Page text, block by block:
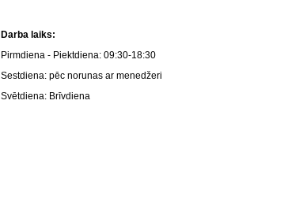
Darba laiks:
Pirmdiena - Piektdiena: 09:30-18:30
Sestdiena: pēc norunas ar menedžeri
Svētdiena: Brīvdiena